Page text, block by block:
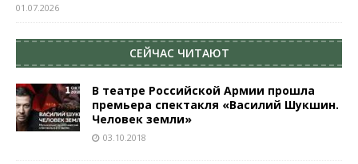
01.07.2026
СЕЙЧАС ЧИТАЮТ
В театре Российской Армии прошла
премьера спектакля «Василий Шукшин.
Человек земли»
03.10.2018